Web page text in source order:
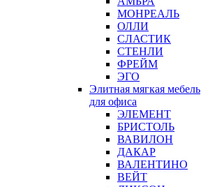
МОНРЕАЛЬ
ОЛЛИ
СЛАСТИК
СТЕНЛИ
ФРЕЙМ
ЭГО
Элитная мягкая мебель
для офиса
ЭЛЕМЕНТ
БРИСТОЛЬ
ВАВИЛОН
ДАКАР
ВАЛЕНТИНО
ВЕЙТ